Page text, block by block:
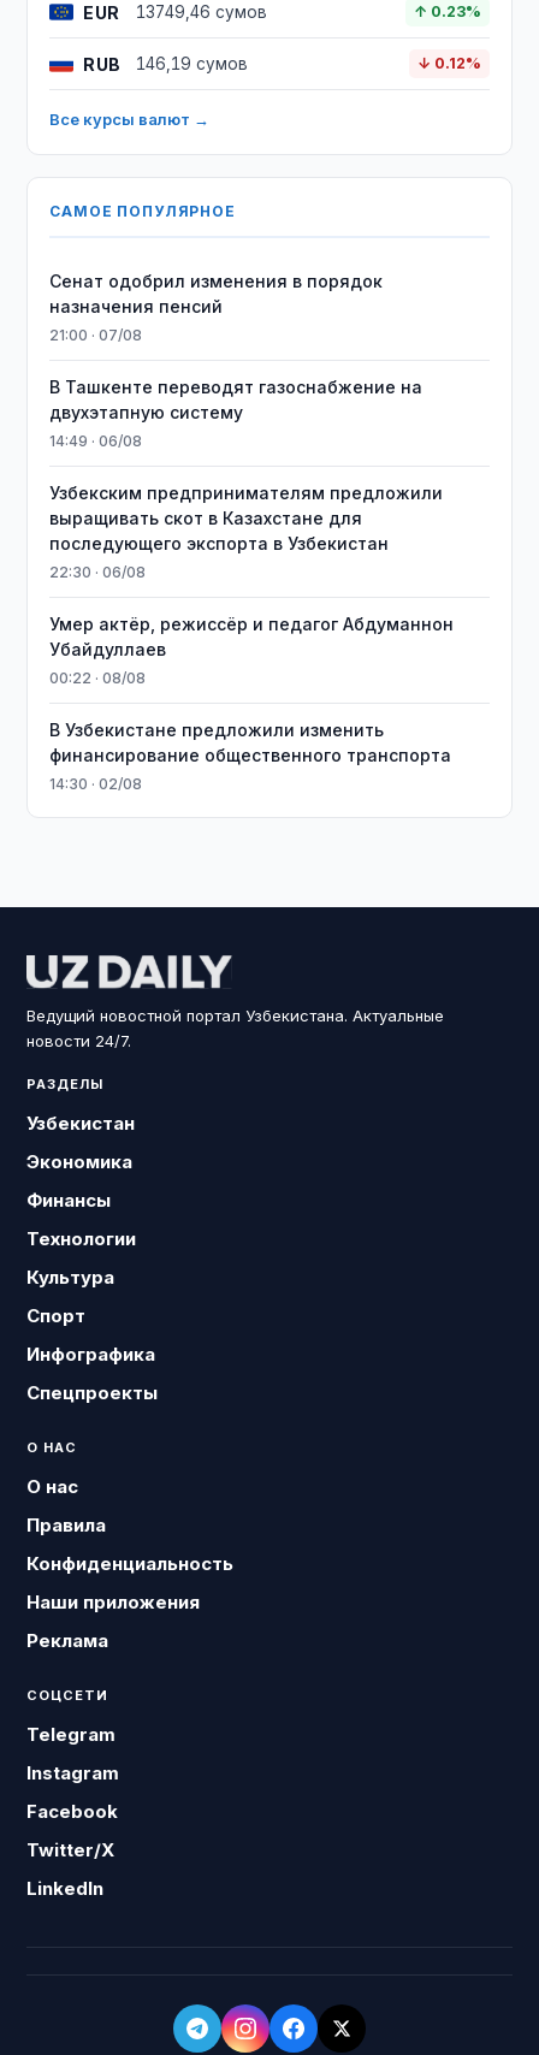
EUR 13749,46 сумов ↑ 0.23%
RUB 146,19 сумов ↓ 0.12%
Все курсы валют →
САМОЕ ПОПУЛЯРНОЕ
Сенат одобрил изменения в порядок
назначения пенсий
21:00 · 07/08
В Ташкенте переводят газоснабжение на
двухэтапную систему
14:49 · 06/08
Узбекским предпринимателям предложили
выращивать скот в Казахстане для
последующего экспорта в Узбекистан
22:30 · 06/08
Умер актёр, режиссёр и педагог Абдуманнон
Убайдуллаев
00:22 · 08/08
В Узбекистане предложили изменить
финансирование общественного транспорта
14:30 · 02/08
Ведущий новостной портал Узбекистана. Актуальные
новости 24/7.
РАЗДЕЛЫ
Узбекистан
Экономика
Финансы
Технологии
Культура
Спорт
Инфографика
Спецпроекты
О НАС
О нас
Правила
Конфиденциальность
Наши приложения
Реклама
СОЦСЕТИ
Telegram
Instagram
Facebook
Twitter/X
LinkedIn